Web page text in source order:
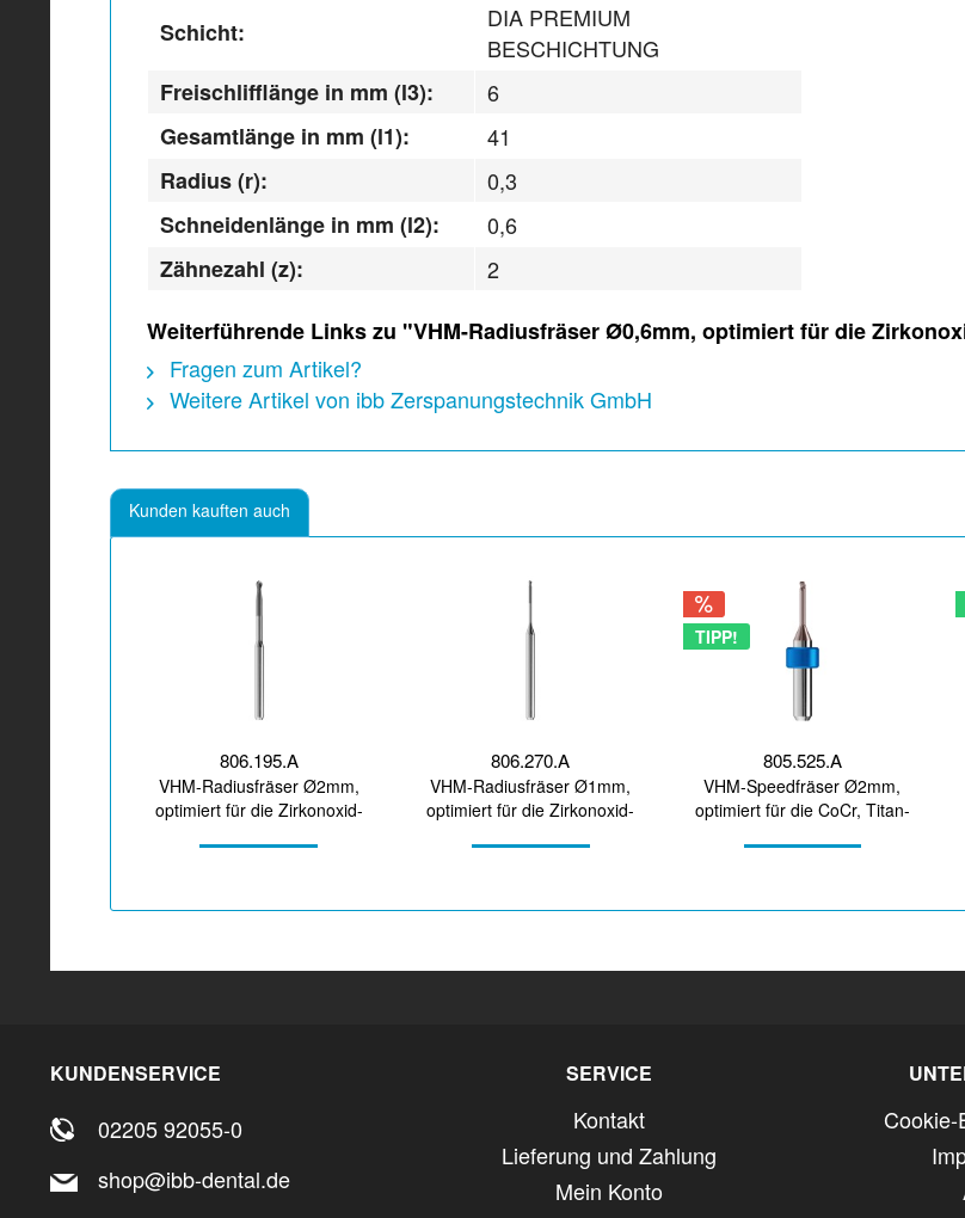
Schicht:
DIA PREMIUM
BESCHICHTUNG
Freischlifflänge in mm (l3):
6
Gesamtlänge in mm (l1):
41
Radius (r):
0,3
Schneidenlänge in mm (l2):
0,6
Zähnezahl (z):
2
Weiterführende Links zu "VHM-Radiusfräser Ø0,6mm, optimiert für die
Fragen zum Artikel?
Weitere Artikel von ibb Zerspanungstechnik GmbH
Kunden kauften auch
806.195.A
VHM-Radiusfräser Ø2mm,
optimiert für die Zirkonoxid-
806.270.A
VHM-Radiusfräser Ø1mm,
optimiert für die Zirkonoxid-
TIPP!
805.525.A
VHM-Speedfräser Ø2mm,
optimiert für die CoCr, Titan-
KUNDENSERVICE
02205 92055-0
shop@ibb-dental.de
SERVICE
Kontakt
Lieferung und Zahlung
Mein Konto
Cookie-